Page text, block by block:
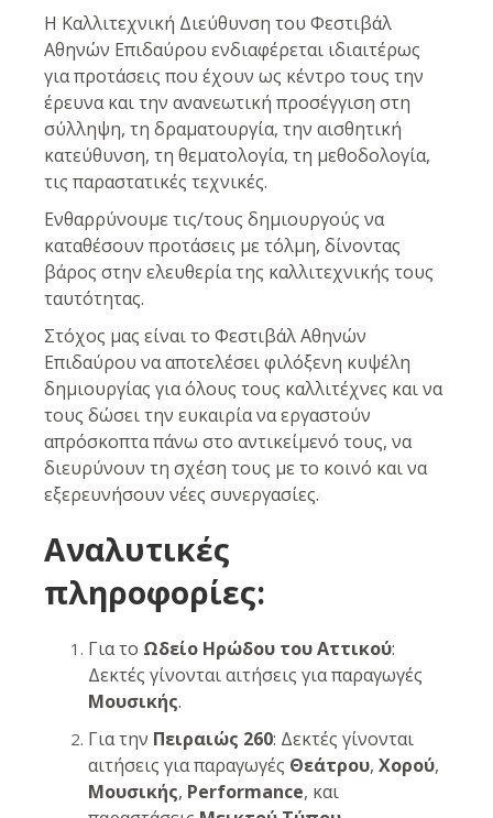
Η Καλλιτεχνική Διεύθυνση του Φεστιβάλ
Αθηνών Επιδαύρου ενδιαφέρεται ιδιαιτέρως
για προτάσεις που έχουν ως κέντρο τους την
έρευνα και την ανανεωτική προσέγγιση στη
σύλληψη, τη δραματουργία, την αισθητική
κατεύθυνση, τη θεματολογία, τη μεθοδολογία,
τις παραστατικές τεχνικές.
Ενθαρρύνουμε τις/τους δημιουργούς να
καταθέσουν προτάσεις με τόλμη, δίνοντας
βάρος στην ελευθερία της καλλιτεχνικής τους
ταυτότητας.
Στόχος μας είναι το Φεστιβάλ Αθηνών
Επιδαύρου να αποτελέσει φιλόξενη κυψέλη
δημιουργίας για όλους τους καλλιτέχνες και να
τους δώσει την ευκαιρία να εργαστούν
απρόσκοπτα πάνω στο αντικείμενό τους, να
διευρύνουν τη σχέση τους με το κοινό και να
εξερευνήσουν νέες συνεργασίες.
Αναλυτικές
πληροφορίες:
Για το Ωδείο Ηρώδου του Αττικού:
Δεκτές γίνονται αιτήσεις για παραγωγές
Μουσικής.
Για την Πειραιώς 260: Δεκτές γίνονται
αιτήσεις για παραγωγές Θεάτρου, Χορού,
Μουσικής, Performance, και